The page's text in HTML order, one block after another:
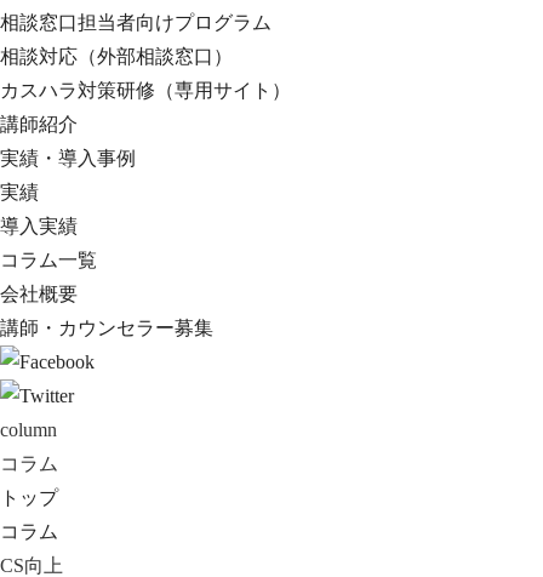
相談窓口担当者向けプログラム
相談対応（外部相談窓口）
カスハラ対策研修（専用サイト）
講師紹介
実績・導入事例
実績
導入実績
コラム一覧
会社概要
講師・カウンセラー募集
column
コラム
トップ
コラム
CS向上